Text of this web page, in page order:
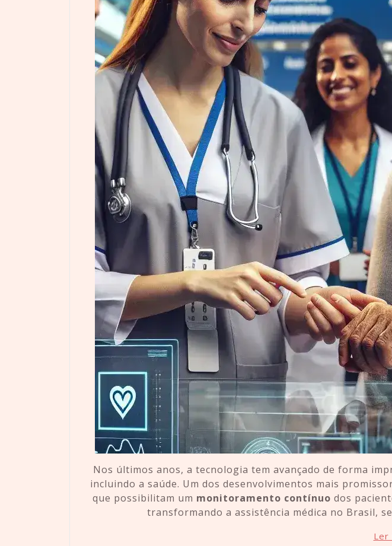
Nos últimos anos, a tecnologia tem avançado de forma
incluindo a saúde. Um dos desenvolvimentos mais
que possibilitam um monitoramento contínuo dos
transformando a assistência médica no Brasil,
Ler